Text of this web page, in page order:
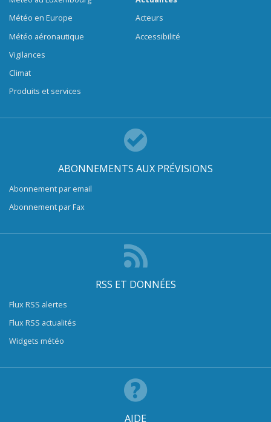
Météo en Europe
Météo aéronautique
Vigilances
Climat
Produits et services
Acteurs
Accessibilité
ABONNEMENTS AUX PRÉVISIONS
Abonnement par email
Abonnement par Fax
RSS ET DONNÉES
Flux RSS alertes
Flux RSS actualités
Widgets météo
AIDE